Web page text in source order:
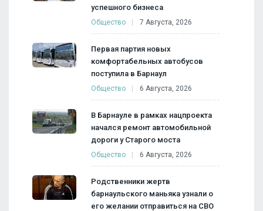
успешного бизнеса
Общество 7 Августа, 2026
Первая партия новых
комфортабельных автобусов
поступила в Барнаул
Общество 6 Августа, 2026
В Барнауле в рамках нацпроекта
начался ремонт автомобильной
дороги у Старого моста
Общество 6 Августа, 2026
Родственники жертв
барнаульского маньяка узнали о
его желании отправиться на СВО